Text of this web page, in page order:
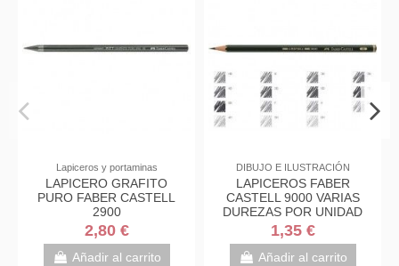
Lapiceros y portaminas
LAPICERO GRAFITO
PURO FABER CASTELL
2900
2,80 €
Añadir al carrito
DIBUJO E ILUSTRACIÓN
LAPICEROS FABER
CASTELL 9000 VARIAS
DUREZAS POR UNIDAD
1,35 €
Añadir al carrito